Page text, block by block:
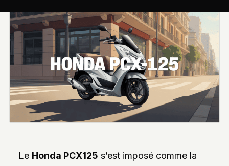
INTERVIEWS
EXCLUSIVES
DE
DESIGNERS,
DES
REPORTAGES
PHOTO
DES
ANALYSES
DE
NOUVEAUTÉS
L’INNOVATION
DANS
Le Honda PCX125 s’est imposé comme la